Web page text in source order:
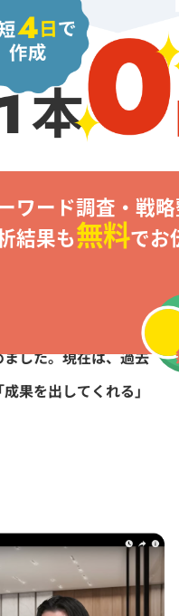
ワード調査・戦
結果も無料でお
」が見えて
きました
ーケティング会社に
果がでず...。業者の
社内にSEOのノウ
不安でした。そん
無料で1記事を作成
均12位〜13位だっ
！成果の兆候が見
した。現在は、過去
果を出してくれる」